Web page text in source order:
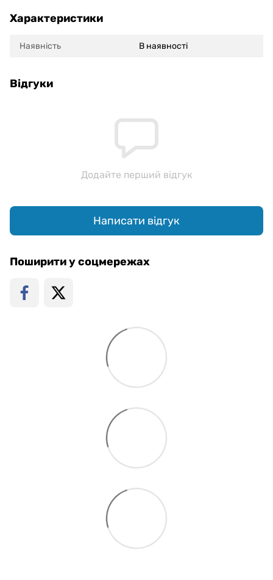
Характеристики
Наявність В наявності
Відгуки
Додайте перший відгук
Написати відгук
Поширити у соцмережах